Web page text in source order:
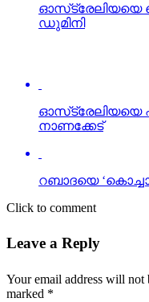
ഓസ്‌ട്രേലിയയെ
ഡുമിനി
ഓസ്‌ട്രേലിയയെ
നാണക്കേട്
റബാദയെ
Click to comment
Leave a Reply
Your email address will not
marked *